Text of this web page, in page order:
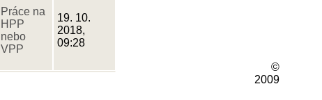
Práce na
HPP
nebo
VPP
19. 10.
2018,
09:28
©
2009